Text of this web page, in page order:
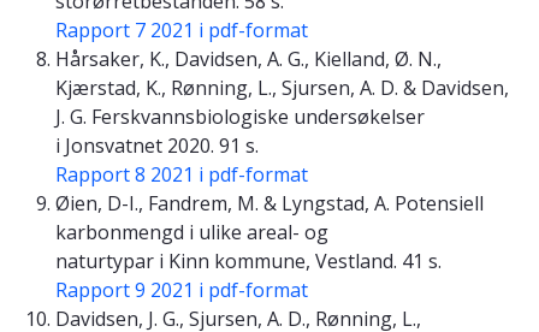
Rapport 7 2021 i pdf-format
Hårsaker, K., Davidsen, A. G., Kielland, Ø. N.,
Kjærstad, K., Rønning, L., Sjursen, A. D. & Davidsen,
J. G. Ferskvannsbiologiske undersøkelser
i Jonsvatnet 2020. 91 s.
Rapport 8 2021 i pdf-format
Øien, D-I., Fandrem, M. & Lyngstad, A. Potensiell
karbonmengd i ulike areal- og
naturtypar i Kinn kommune, Vestland. 41 s.
Rapport 9 2021 i pdf-format
Davidsen, J. G., Sjursen, A. D., Rønning, L.,